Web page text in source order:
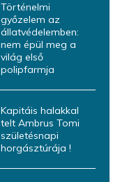
Történelmi
győzelem az
állatvédelemben:
nem épül meg a
világ első
polipfarmja
Kapitáis halakkal
telt Ambrus Tomi
születésnapi
horgásztúrája !